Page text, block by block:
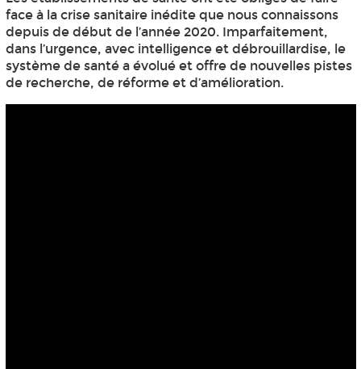
face à la crise sanitaire inédite que nous connaissons
depuis de début de l’année 2020. Imparfaitement,
dans l’urgence, avec intelligence et débrouillardise, le
système de santé a évolué et offre de nouvelles pistes
de recherche, de réforme et d’amélioration.